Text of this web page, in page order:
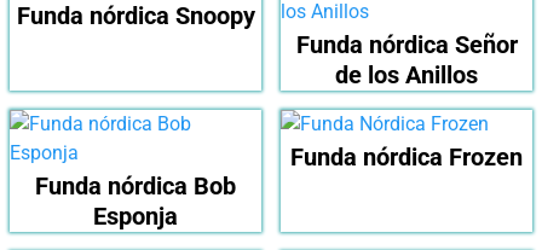
Funda nórdica Snoopy
Funda nórdica Señor
de los Anillos
Funda nórdica Bob
Esponja
Funda nórdica Frozen